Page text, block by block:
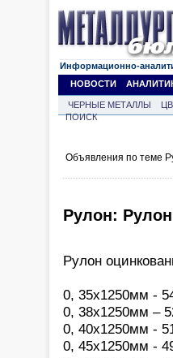
Информационно-
НОВОСТИ
ЧЕРНЫЕ МЕТАЛЛЫ
ПОИСК
Объявления по теме
Рулон:
Рулон
0, 35х1250мм -
0, 38х1250мм –
0, 40х1250мм -
0, 45х1250мм -